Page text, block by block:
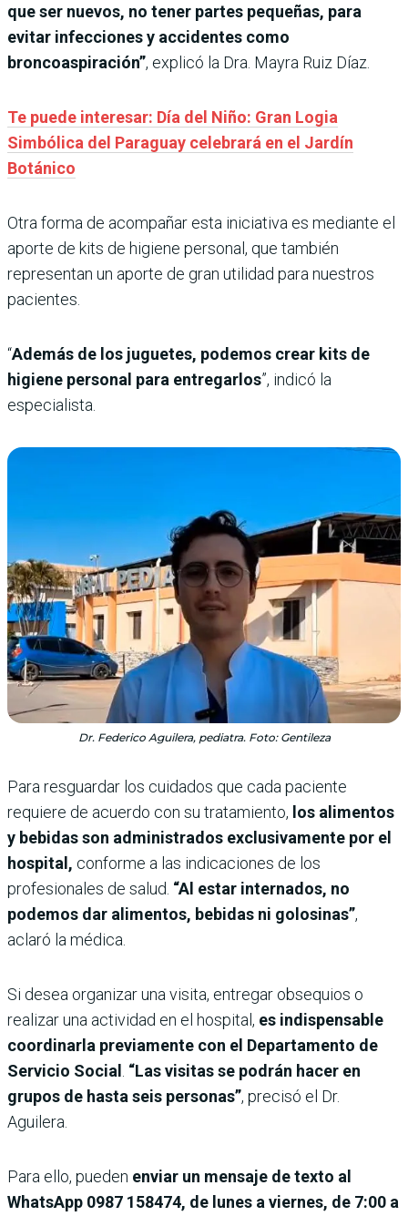
que ser nuevos, no tener partes pequeñas, para
evitar infecciones y accidentes como
broncoaspiración”, explicó la Dra. Mayra Ruiz Díaz.
Te puede interesar: Día del Niño: Gran Logia
Simbólica del Paraguay celebrará en el Jardín
Botánico
Otra forma de acompañar esta iniciativa es mediante el
aporte de kits de higiene personal, que también
representan un aporte de gran utilidad para nuestros
pacientes.
“Además de los juguetes, podemos crear kits de
higiene personal para entregarlos”, indicó la
especialista.
Dr. Federico Aguilera, pediatra. Foto: Gentileza
Para resguardar los cuidados que cada paciente
requiere de acuerdo con su tratamiento, los alimentos
y bebidas son administrados exclusivamente por el
hospital, conforme a las indicaciones de los
profesionales de salud. “Al estar internados, no
podemos dar alimentos, bebidas ni golosinas”,
aclaró la médica.
Si desea organizar una visita, entregar obsequios o
realizar una actividad en el hospital, es indispensable
coordinarla previamente con el Departamento de
Servicio Social “Las visitas se podrán hacer en
grupos de hasta seis personas”, precisó el Dr.
Aguilera.
Para ello, pueden enviar un mensaje de texto al
WhatsApp 0987 158474, de lunes a viernes, de 7:00 a